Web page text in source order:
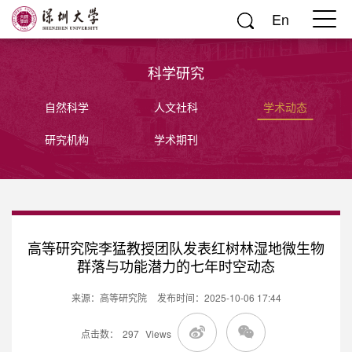
En
科学研究
自然科学 人文社科 学术动态
研究机构 学术期刊
高等研究院李猛教授团队发表红树林湿地微生物
群落与功能潜力的七年时空动态
来源：高等研究院 发布时间：2025-10-06 17:44
点击数： 297 Views